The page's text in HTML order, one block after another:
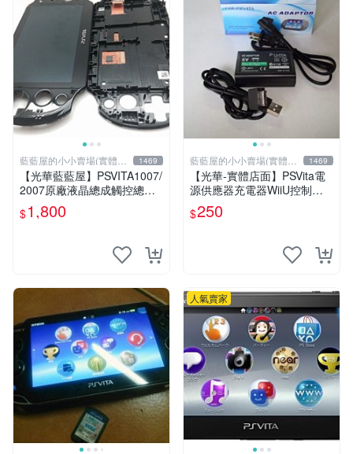
藍藍屋的小小賣場(實體店
面)
1469
【光華藍藍屋】PSVITA1007/
2007原廠液晶總成觸控總成
代客更換液晶破裂觸控不良不
能顯示通通幫您修到好~
$1,800
藍藍屋的小小賣場(實體店
面)
1469
【光華-實體店面】PSVita電
源供應器充電器WiiU控制器
充電器主機電源供應器變壓器
火牛~
$250
人氣賣家